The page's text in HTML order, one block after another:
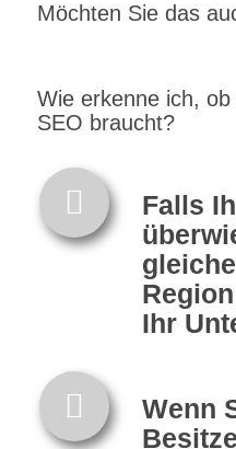
Möchten Sie das
Wie erkenne ich,
SEO braucht?
Falls
Ihr
Wenn